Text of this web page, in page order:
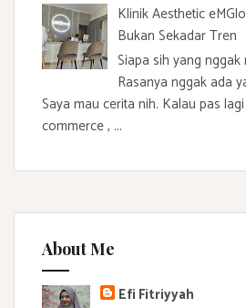
Klinik Aesthetic
Bukan Sekadar Tren
Siapa sih yang nggak
Rasanya nggak ada
Saya mau cerita nih. Kalau pas
commerce , ...
About Me
Efi Fitriyyah